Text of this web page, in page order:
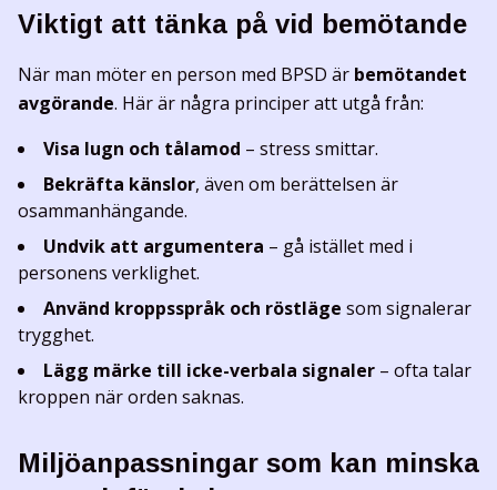
Viktigt att tänka på vid bemötande
När man möter en person med BPSD är bemötandet
avgörande. Här är några principer att utgå från:
Visa lugn och tålamod – stress smittar.
Bekräfta känslor, även om berättelsen är
osammanhängande.
Undvik att argumentera – gå istället med i
personens verklighet.
Använd kroppsspråk och röstläge som signalerar
trygghet.
Lägg märke till icke-verbala signaler – ofta talar
kroppen när orden saknas.
Miljöanpassningar som kan minska